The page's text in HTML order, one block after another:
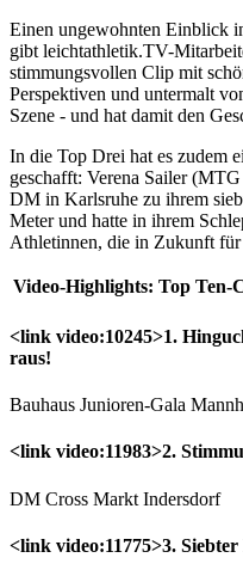
Einen ungewohnten Einblick
gibt leichtathletik.TV-
stimmungsvollen Clip mit
Perspektiven und untermalt
Szene - und hat damit den
In die Top Drei hat es zudem
geschafft: Verena Sailer
DM in Karlsruhe zu ihrem
Meter und hatte in ihrem
Athletinnen, die in Zukunft für
Video-Highlights: Top Ten-
<link video:10245>1.
raus!
Bauhaus Junioren-Gala
<link video:11983>2.
DM Cross Markt Indersdorf
<link video:11775>3.